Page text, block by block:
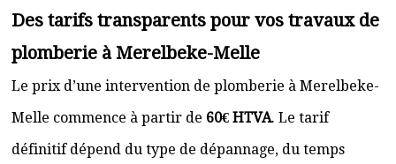
Des tarifs transparents pour vos travaux de
plomberie à Merelbeke-Melle
Le prix d’une intervention de plomberie à Merelbeke-
Melle commence à partir de 60€ HTVA. Le tarif
définitif dépend du type de dépannage, du temps